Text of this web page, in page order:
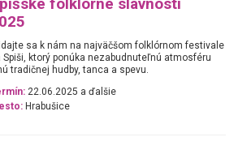
folklórne slávnosti
sa k nám na najväčšom folklórnom festivale
Spiši, ktorý ponúka nezabudnuteľnú atmosféru
tradičnej hudby, tanca a spevu.
22.06.2025 a ďalšie
Hrabušice